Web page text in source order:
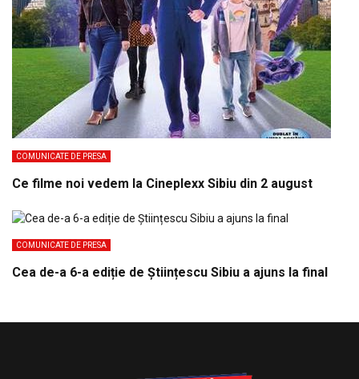
COMUNICATE DE PRESA
Ce filme noi vedem la Cineplexx Sibiu din 2 august
COMUNICATE DE PRESA
Cea de-a 6-a ediție de Științescu Sibiu a ajuns la final